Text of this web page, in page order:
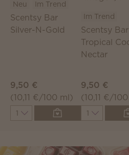
Neu Im Trend
Scentsy Bar
Silver-N-Gold
9,50 €
(10,11 €/100 ml)
Quantity
Im Trend
Scentsy Bar
Tropical
Nectar
9,50 €
(10,11 €/
Quantity